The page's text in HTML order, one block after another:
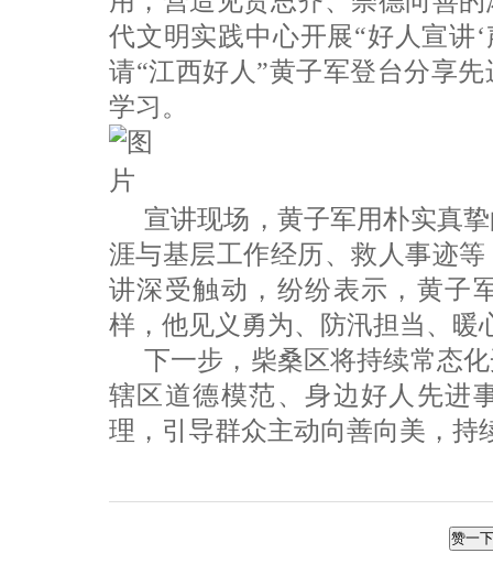
代文明实践中心开展“好人宣讲
请“江西好人”黄子军登台分享
学习。
宣讲现场，黄子军用朴实真
涯与基层工作经历、救人事迹
讲深受触动，纷纷表示，黄子
样，他见义勇为、防汛担当、暖
下一步，柴桑区将持续常态
辖区道德模范、身边好人先进
理，引导群众主动向善向美，持
赞一下